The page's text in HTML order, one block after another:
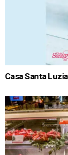
Casa Santa